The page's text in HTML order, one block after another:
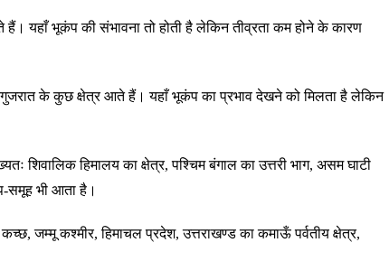
हैं। यहाँ भूकंप की संभावना तो होती है लेकिन तीव्रता कम होने के कारण
गुजरात के कुछ क्षेत्र आते हैं। यहाँ भूकंप का प्रभाव देखने को मिलता है लेकिन
शिवालिक हिमालय का क्षेत्र, पश्चिम बंगाल का उत्तरी भाग, असम घाटी
समूह भी आता है।
जम्मू कश्मीर, हिमाचल प्रदेश, उत्तराखण्ड का कमाऊँ पर्वतीय क्षेत्र,